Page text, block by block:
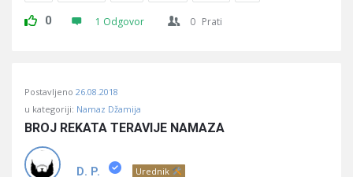
0 1 Odgovor 0 Prati
Postavljeno 26.08.2018
u kategoriji: Namaz Džamija
BROJ REKATA TERAVIJE NAMAZA
D. P. Urednik